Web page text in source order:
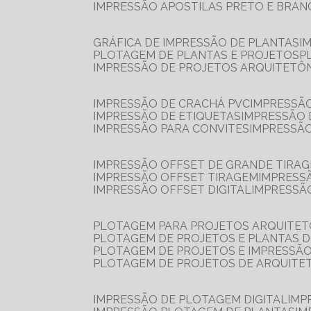
IMPRESSÃO APOSTILAS PRETO E
GRÁFICA DE IMPRESSÃO DE PLANTAS
PLOTAGEM DE PLANTAS E PROJETOS
IMPRESSÃO DE PROJETOS
IMPRESSÃO DE CRACHÁ PVC
IMPRESSÃO DE ETIQUETAS
IMPRESSÃO PARA CONVITES
IMPRESSÃO OFFSET DE GRANDE
IMPRESSÃO OFFSET TIRAGEM
IMPRESSÃO OFFSET DIGITAL
PLOTAGEM PARA PROJETOS
PLOTAGEM DE PROJETOS E PLANTAS
PLOTAGEM DE PROJETOS E
PLOTAGEM DE PROJETOS DE
IMPRESSÃO DE PLOTAGEM DIGITAL